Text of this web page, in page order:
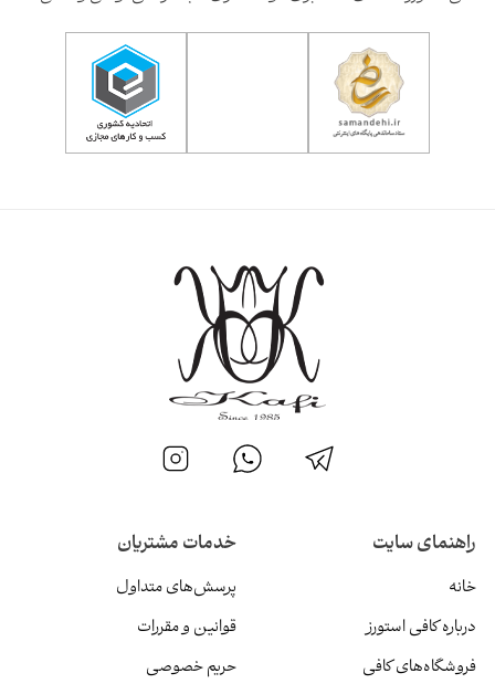
راهنمای سایت
خانه
درباره کافی استورز
فروشگاه‌های کافی
خدمات مشتریان
پرسش‌های متداول
قوانین و مقررات
حریم خصوصی